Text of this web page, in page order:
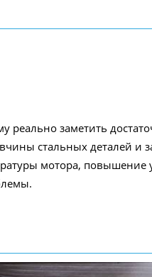
реально заметить
стальных деталей и
мотора, повышение